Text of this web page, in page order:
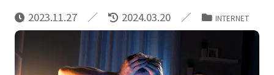
2023.11.27 2024.03.20 INTERNET